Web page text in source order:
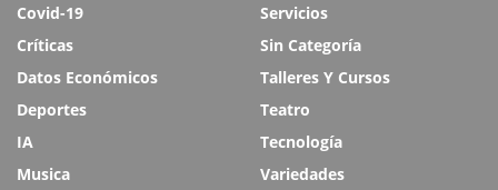
Covid-19
Críticas
Datos Económicos
Deportes
IA
Musica
Servicios
Sin Categoría
Talleres Y Cursos
Teatro
Tecnología
Variedades